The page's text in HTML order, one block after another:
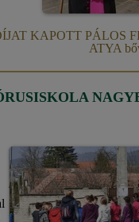
KAPOTT PÁLOS
ATYA